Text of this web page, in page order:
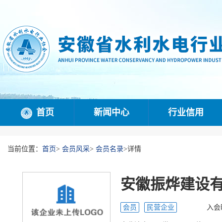
首页 新闻中心 行业信用
当前位置： 首页> 会员风采> 会员名录>详情
安徽振烨建设
会员 民营企业 入